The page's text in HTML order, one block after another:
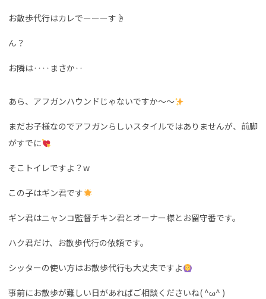
お散歩代行はカレでーーーす☝️
ん？
お隣は‥‥まさか‥
あら、アフガンハウンドじゃないですか〜〜
まだお子様なのでアフガンらしいスタイルではありませんが、前脚
がすでに
そこトイレですよ？w
この子はギン君です
ギン君はニャンコ監督チキン君とオーナー様とお留守番です。
ハク君だけ、お散歩代行の依頼です。
シッターの使い方はお散歩代行も大丈夫ですよ
事前にお散歩が難しい日があればご相談くださいね( ^ω^ )